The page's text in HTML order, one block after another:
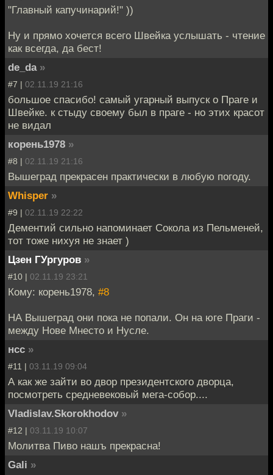
"Главный капучинарий!" ))
Ну и прямо хочется всего Швейка услышать - чтение
как всегда, да бест!
de_da »
#7 | 02.11.19 21:16
большое спасибо! самый угарный выпуск о Праге и
Швейке. к стыду своему был в праге - но этих красот
не видал
корень1978 »
#8 | 02.11.19 21:16
Вышеград прекрасен практически в любую погоду.
Whisper »
#9 | 02.11.19 22:22
Дементий сильно напоминает Сокола из Пельменей,
тот тоже нихуя не знает )
Цзен ГУргуров »
#10 | 02.11.19 23:21
Кому: корень1978, #8
НА Вышеград они пока не попали. Он на юге Праги -
между Нове Мнесто и Нусле.
нсс »
#11 | 03.11.19 09:04
А как же зайти во двор президентского дворца,
посмотреть средневековый мега-собор....
Vladislav.Skorokhodov »
#12 | 03.11.19 10:07
Молитва Пиво нашъ прекрасна!
Gali »